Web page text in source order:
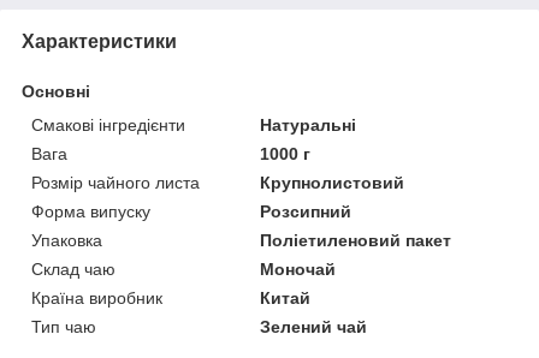
Характеристики
Основні
Смакові інгредієнти
Натуральні
Вага
1000 г
Розмір чайного листа
Крупнолистовий
Форма випуску
Розсипний
Упаковка
Поліетиленовий пакет
Склад чаю
Моночай
Країна виробник
Китай
Тип чаю
Зелений чай